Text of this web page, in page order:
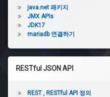
클
립
스
마
켓
스
java.net 패키지
JMX APIs
JDK17
mariadb 연결하기
RESTful JSON API
REST , RESTful API 정의